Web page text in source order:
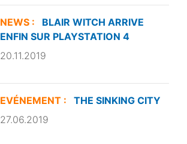
NEWS :
BLAIR WITCH ARRIVE
ENFIN SUR PLAYSTATION 4
20.11.2019
EVÉNEMENT :
THE SINKING CITY
27.06.2019